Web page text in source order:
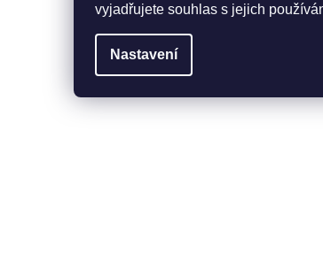
vyjadřujete souhlas s jejich
Nastavení